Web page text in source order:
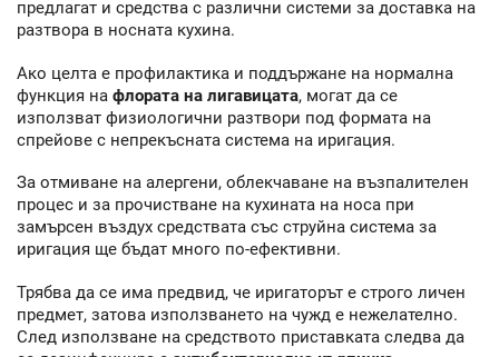
предлагат и средства с различни системи за доставка на
разтвора в носната кухина.
Ако целта е профилактика и поддържане на нормална
функция на флората на лигавицата, могат да се
използват физиологични разтвори под формата на
спрейове с непрекъсната система на иригация.
За отмиване на алергени, облекчаване на възпалителен
процес и за прочистване на кухината на носа при
замърсен въздух средствата със струйна система за
иригация ще бъдат много по-ефективни.
Трябва да се има предвид, че иригаторът е строго личен
предмет, затова използването на чужд е нежелателно.
След използване на средството приставката следва да